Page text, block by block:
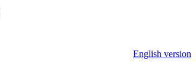
English version